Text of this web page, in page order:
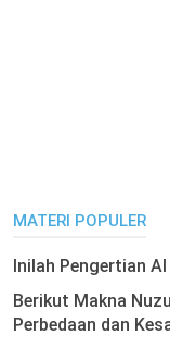
MATERI POPULER
Inilah Pengertian
Berikut Makna
Perbedaan dan